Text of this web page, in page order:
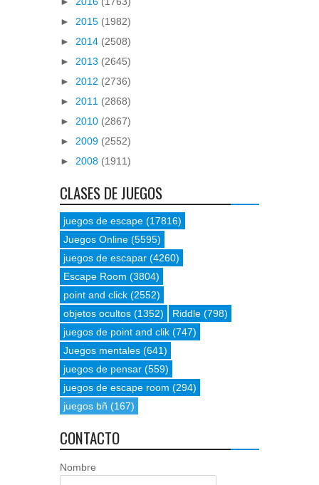
► 2015 (1982)
► 2014 (2508)
► 2013 (2645)
► 2012 (2736)
► 2011 (2868)
► 2010 (2867)
► 2009 (2552)
► 2008 (1911)
CLASES DE JUEGOS
juegos de escape (17816)
Juegos Online (5595)
juegos de escapar (4260)
Escape Room (3804)
point and click (2552)
objetos ocultos (1352) Riddle (798)
juegos de point and clik (747)
Juegos mentales (641)
juegos de pensar (559)
juegos de escape room (294)
juegos bñ (167)
CONTACTO
Nombre